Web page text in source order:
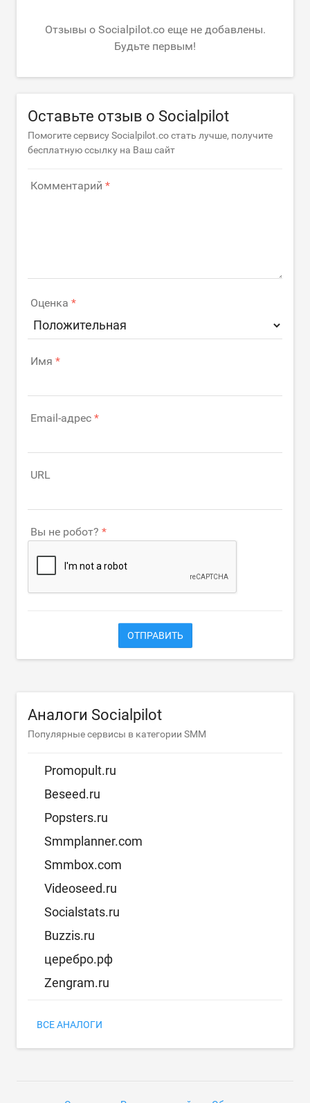
Отзывы о Socialpilot.co еще не добавлены.
Будьте первым!
Оставьте отзыв о Socialpilot
Помогите сервису Socialpilot.co стать лучше, получите
бесплатную ссылку на Ваш сайт
Комментарий
Оценка
Имя
Email-адрес
URL
Вы не робот?
ОТПРАВИТЬ
Аналоги Socialpilot
Популярные сервисы в категории SMM
Promopult.ru
Beseed.ru
Popsters.ru
Smmplanner.com
Smmbox.com
Videoseed.ru
Socialstats.ru
Buzzis.ru
церебро.рф
Zengram.ru
ВСЕ АНАЛОГИ